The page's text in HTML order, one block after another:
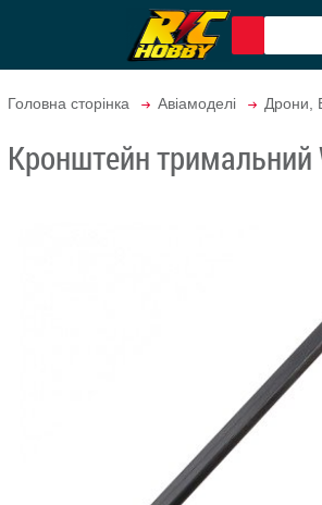
Головна сторінка Авіамоделі Дрони,
Кронштейн тримальний